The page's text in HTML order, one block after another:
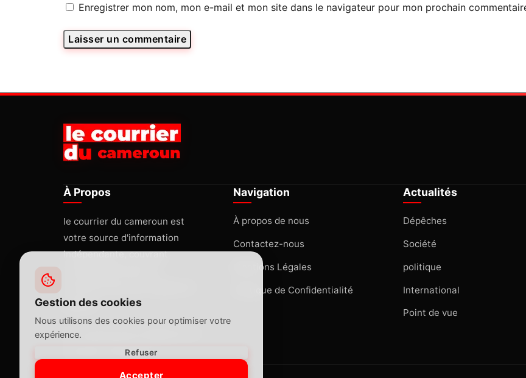
Enregistrer mon nom, mon e-mail et mon site dans le navigateur pour mon prochain
À Propos
le courrier du cameroun est
votre source d'information
indépendante, couvrant
passion.
lecourrierducameroun@gmail.com
Yaoundé, Cameroun
Navigation
À propos de nous
Contactez-nous
Mentions Légales
Politique de Confidentialité
Actualités
Dépêches
Société
politique
International
Point de vue
Gestion des cookies
Nous utilisons des cookies pour optimiser votre
expérience.
Refuser
Accepter